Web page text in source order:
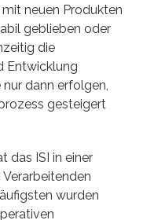
neuen Produkten
geblieben oder
die
Entwicklung
dann erfolgen,
gesteigert
das ISI in einer
wurden